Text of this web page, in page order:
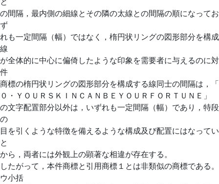
の間隔，最内側の細線とその隣の太線との間隔の順になって
ず
れも一定間隔（幅）ではなく，楕円状リングの図形部分を構
線
が全体的に中心に偏倚したような印象を需要者に与えるのに
件
商標の楕円状リングの図形部分を構成する線同士の間隔は，
０・ＹＯＵＲＳＫＩＮＣＡＮＢＥＹＯＵＲＦＯＲＴＵＮＥ」
の文字配置部分以外は，いずれも一定間隔（幅）であり，特
の
目を引くような特徴を備えるような構成及び配置にはなって
と
から，両者には外観上の顕著な相違が存在する。
したがって，本件商標と引用商標１とは非類似の商標である。
ウ小括